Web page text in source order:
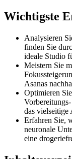
Wichtigste
Analysieren
finden Sie
ideale Studio
Meistern Sie
Asanas
Optimieren
das vielseitige
Erfahren Sie,
neuronale
eine